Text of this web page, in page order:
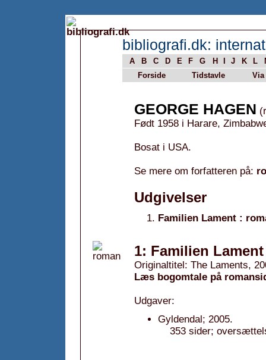
bibliografi.dk:
A B C D E F G H J K L
Forside
Tidstavle Via
GEORGE HAGEN
Født 1958 i Harare,
Bosat i USA.
Se mere om forfatteren på:
Udgivelser
Familien Lament :
1: Familien
Originaltitel: The Laments,
Læs bogomtale på
Udgaver:
Gyldendal; 2005.
353 sider;